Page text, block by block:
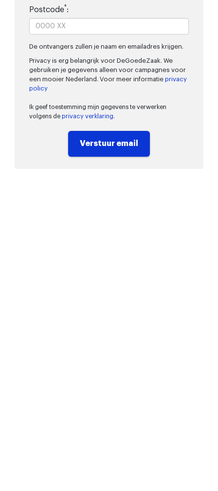
Postcode*:
De ontvangers zullen je naam en emailadres krijgen.
Privacy is erg belangrijk voor DeGoedeZaak. We
gebruiken je gegevens alleen voor campagnes voor
een mooier Nederland. Voor meer informatie privacy
policy
Ik geef toestemming mijn gegevens te verwerken
volgens de privacy verklaring.
Verstuur email